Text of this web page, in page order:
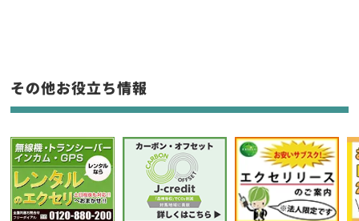
フリーワード入力(製品名等)
選択条件をリセット
その他お役立ち情報